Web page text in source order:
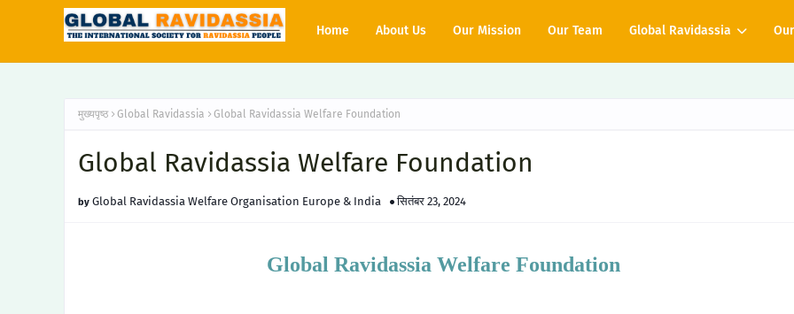
Home About Us Our Mission Our Team Global Ravidassia
मुख्यपृष्ठ Global Ravidassia Global Ravidassia Welfare Foundation
Global Ravidassia Welfare Foundation
Global Ravidassia Welfare Organisation Europe & India सितंबर 23, 2024
Global Ravidassia Welfare Foundation